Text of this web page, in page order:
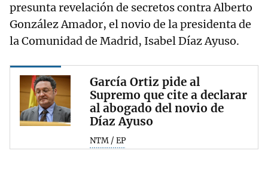
presunta revelación de secretos contra Alberto
González Amador, el novio de la presidenta de
la Comunidad de Madrid, Isabel Díaz Ayuso.
García Ortiz pide al
Supremo que cite a declarar
al abogado del novio de
Díaz Ayuso
NTM / EP